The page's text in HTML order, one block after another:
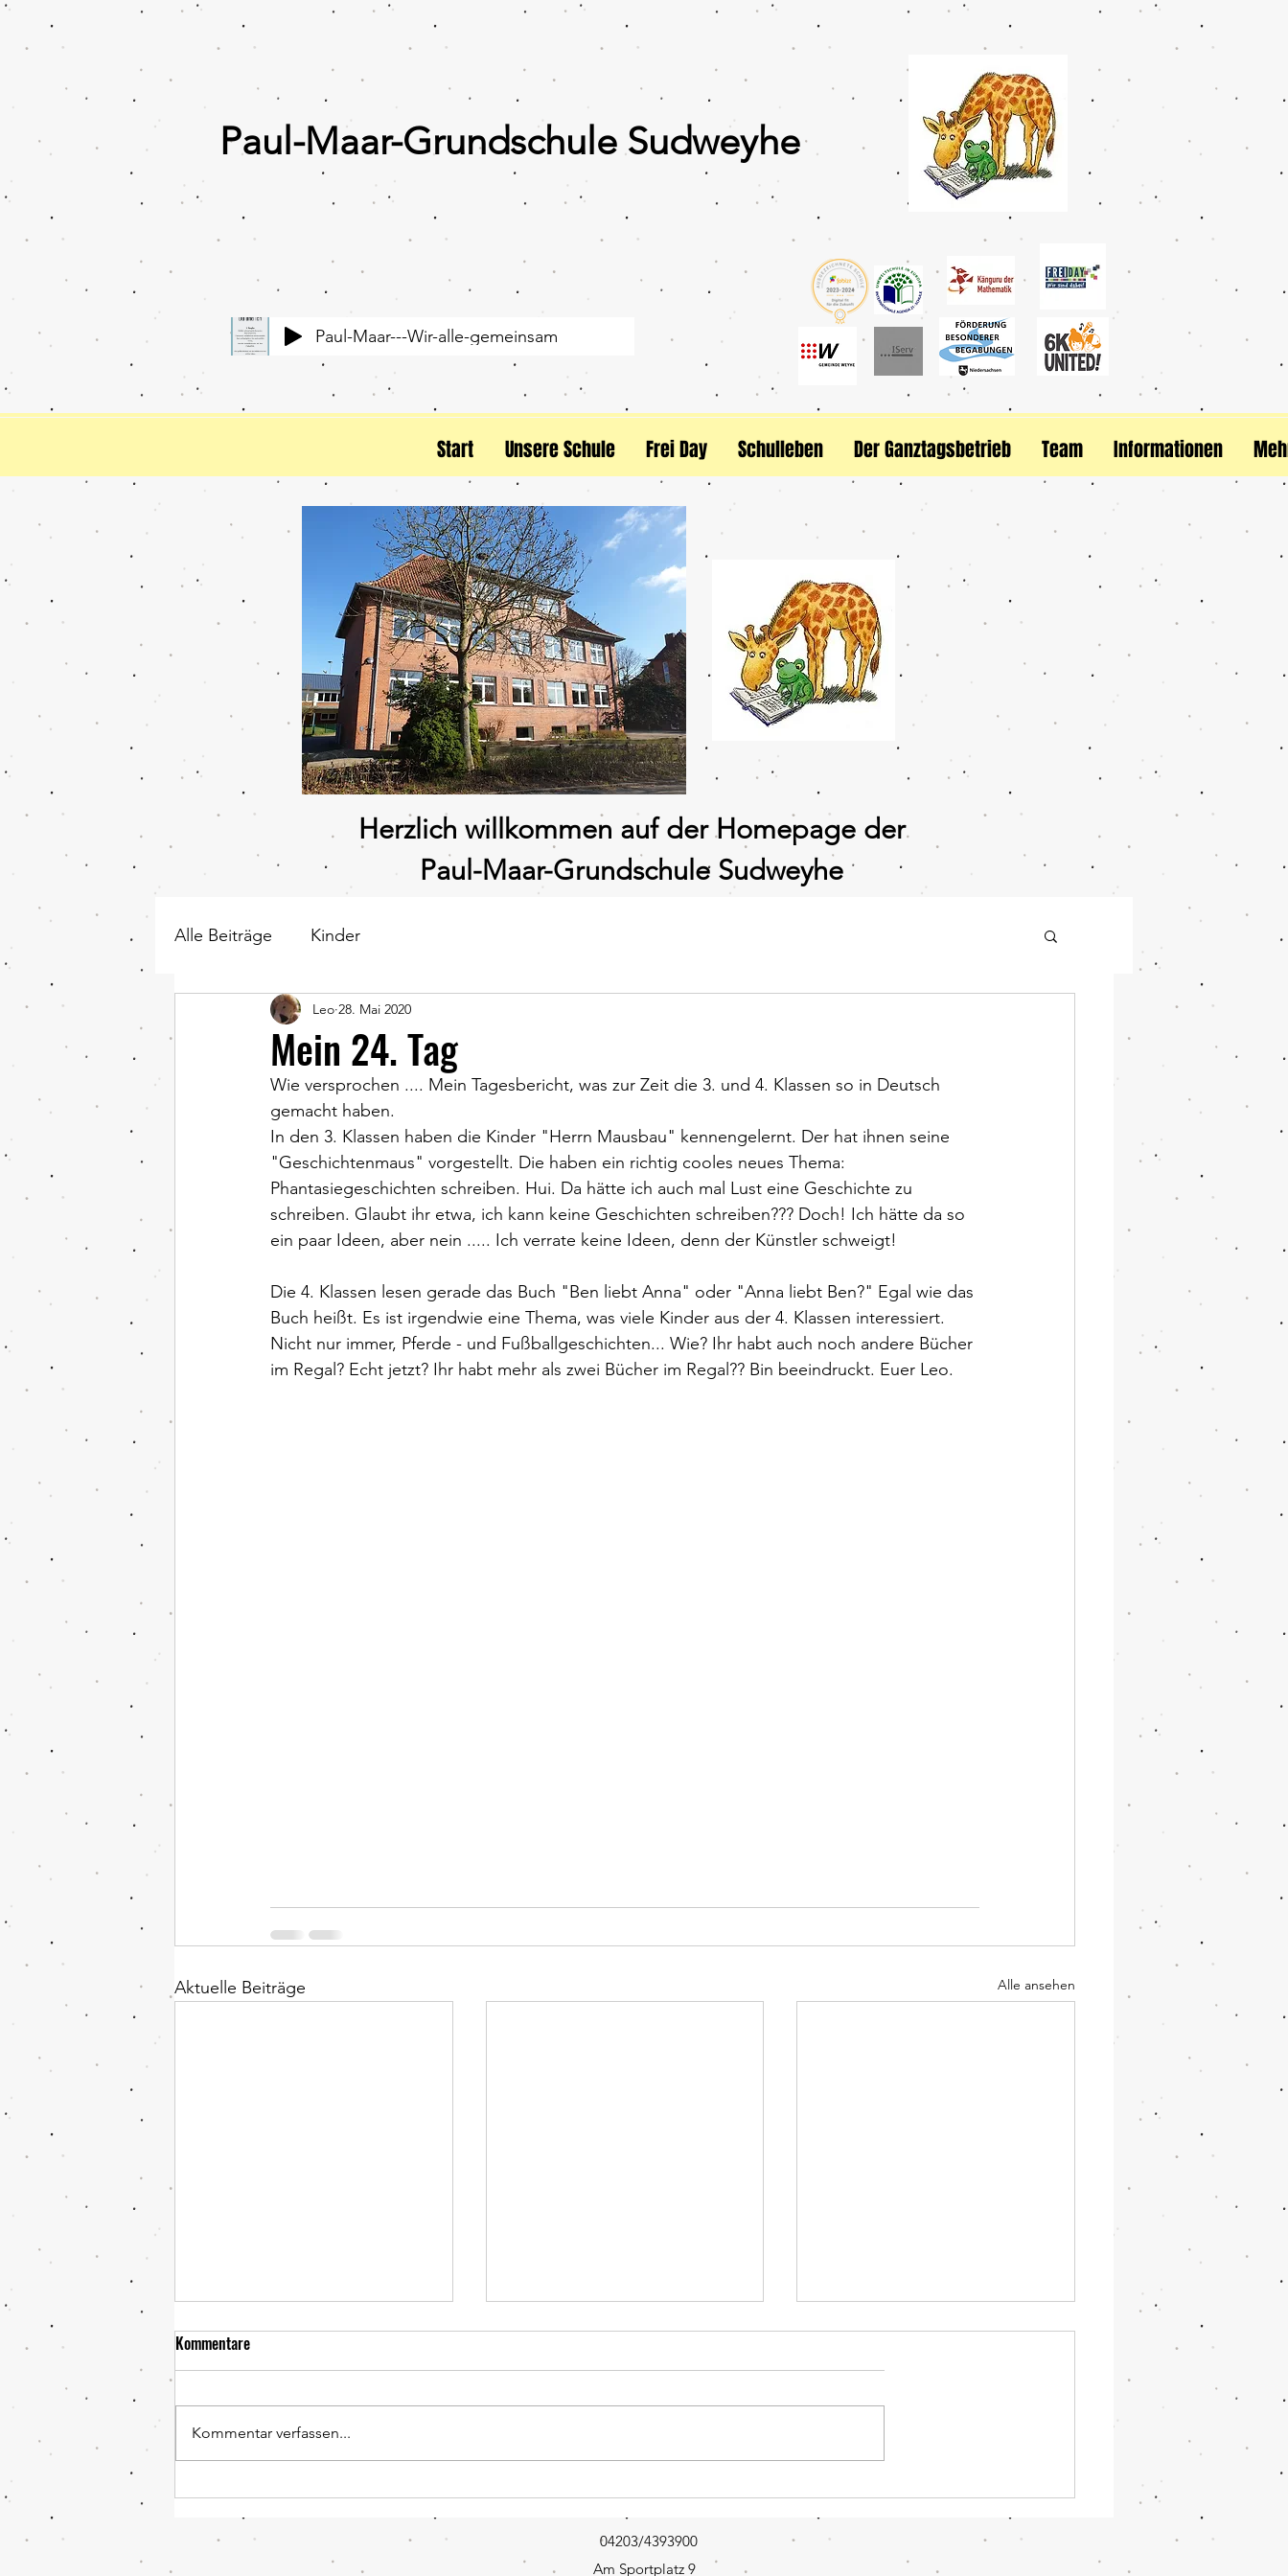
Paul-Maar-Grundschule Sudweyhe
Paul-Maar---Wir-alle-gemeinsam
Start Unsere Schule Frei Day Schulleben Der Ganztagsbetrieb Team Informationen
Herzlich willkommen auf der Homepage der
Paul-Maar-Grundschule Sudweyhe
Alle Beiträge Kinder
Mein 24. Tag
Leo 28. Mai 2020
Wie versprochen .... Mein Tagesbericht, was zur Zeit die 3. und 4. Klassen so in Deutsch
gemacht haben.
In den 3. Klassen haben die Kinder "Herrn Mausbau" kennengelernt. Der hat ihnen seine
"Geschichtenmaus" vorgestellt. Die haben ein richtig cooles neues Thema:
Phantasiegeschichten schreiben. Hui. Da hätte ich auch mal Lust eine Geschichte zu
schreiben. Glaubt ihr etwa, ich kann keine Geschichten schreiben??? Doch! Ich hätte da so
ein paar Ideen, aber nein ..... Ich verrate keine Ideen, denn der Künstler schweigt!
Die 4. Klassen lesen gerade das Buch "Ben liebt Anna" oder "Anna liebt Ben?" Egal wie das
Buch heißt. Es ist irgendwie eine Thema, was viele Kinder aus der 4. Klassen interessiert.
Nicht nur immer, Pferde - und Fußballgeschichten... Wie? Ihr habt auch noch andere Bücher
im Regal? Echt jetzt? Ihr habt mehr als zwei Bücher im Regal?? Bin beeindruckt. Euer Leo.
Aktuelle Beiträge Alle ansehen
Frühling 2026
Unsere AG hat fleißig
frühlingshaft und schön.
Viiiiiiiel Schnee und Wind
Kommentare
Kommentar verfassen...
04203/4393900
Am Sportplatz 9